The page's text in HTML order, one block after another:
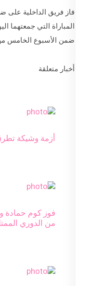
فاز فريق الداخلية على
المباراة التي جمعتهما
ضمن الأسبوع الخامس
أخبار متعلقة
أزمة وشيكة
فوز كوم حمادة
من الدوري